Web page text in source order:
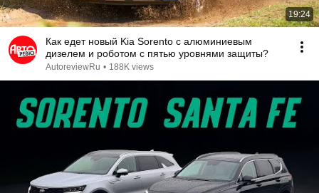
19:24
Как едет новый Kia Sorento с алюминиевым
дизелем и роботом с пятью уровнями защиты?
AutoreviewRu • 188K views